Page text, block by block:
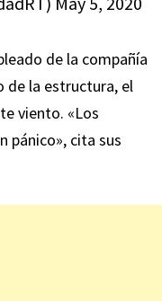
de la compañía
de la estructura, el
viento. «Los
pánico», cita sus